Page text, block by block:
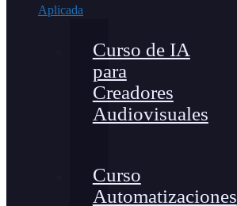
Aplicada
Curso de IA
para
Creadores
Audiovisuales
Curso
Automatizaciones